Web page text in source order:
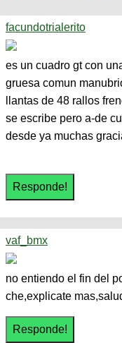
facundotrialerito
es un cuadro gt con
gruesa comun
llantas de 48 rallos
se escribe pero a-de
desde ya muchas
vaf_bmx
no entiendo el fin del
che,explicate